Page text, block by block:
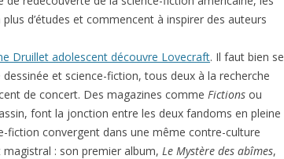
d’études et commencent à inspirer des auteurs
Druillet adolescent découvre Lovecraft. Il faut bien se
et science-fiction, tous deux à la recherche
de concert. Des magazines comme Fictions ou
font la jonction entre les deux fandoms en pleine
fiction convergent dans une même contre-culture
: son premier album, Le Mystère des abîmes,